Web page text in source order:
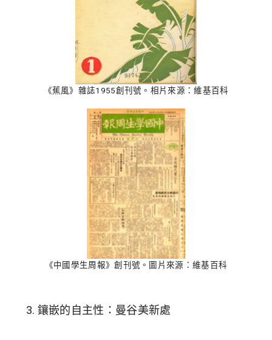
《蕉風》雜誌1955創刊號。相片來源：維基百科
《中國學生周報》創刊號。圖片來源：維基百科
鑲嵌的自主性：曼谷美新處